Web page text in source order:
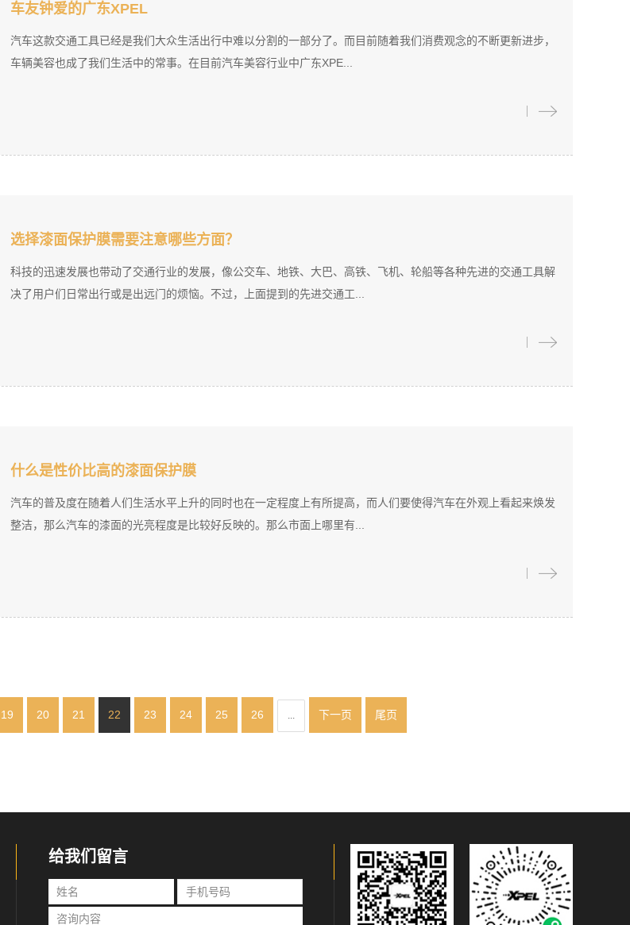
车友钟爱的广东XPEL
汽车这款交通工具已经是我们大众生活出行中难以分割的一部分了。而目前随着我们消费观念的不断更新进步，
车辆美容也成了我们生活中的常事。在目前汽车美容行业中广东XPE...
选择漆面保护膜需要注意哪些方面？
科技的迅速发展也带动了交通行业的发展，像公交车、地铁、大巴、高铁、飞机、轮船等各种先进的交通工具解
决了用户们日常出行或是出远门的烦恼。不过，上面提到的先进交通工...
什么是性价比高的漆面保护膜
汽车的普及度在随着人们生活水平上升的同时也在一定程度上有所提高，而人们要使得汽车在外观上看起来焕发
整洁，那么汽车的漆面的光亮程度是比较好反映的。那么市面上哪里有...
19 20 21 22 23 24 25 26 ... 下一页 尾页
给我们留言